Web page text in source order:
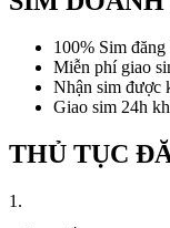
100% Sim
Miễn phí giao
Nhận sim được
Giao sim 24h
THỦ TỤC
1.